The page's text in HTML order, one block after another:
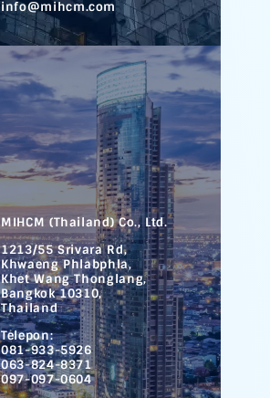
info@mihcm.com
MIHCM (Thailand) Co., Ltd.
1213/55 Srivara Rd,
Khwaeng Phlabphla,
Khet Wang Thonglang,
Bangkok 10310,
Thailand
Telepon:
081-933-5926
063-824-8371
097-097-0604